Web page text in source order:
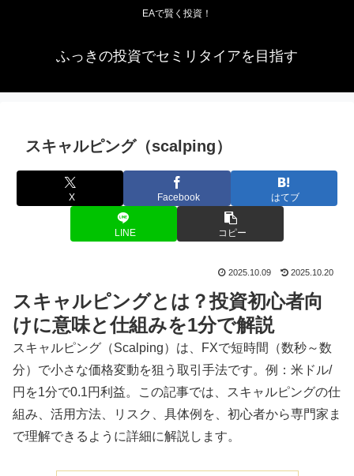
EAで賢く投資！
ふっきの投資でセミリタイアを目指す
スキャルピング（scalping）
X Facebook はてブ
LINE コピー
2025.10.09 2025.10.20
スキャルピングとは？投資初心者向
けに意味と仕組みを1分で解説
スキャルピング（Scalping）は、FXで短時間（数秒～数
分）で小さな価格変動を狙う取引手法です。例：米ドル/
円を1分で0.1円利益。この記事では、スキャルピングの仕
組み、活用方法、リスク、具体例を、初心者から専門家ま
で理解できるように詳細に解説します。